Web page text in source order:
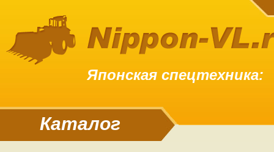
Японская спецтехника:
Каталог